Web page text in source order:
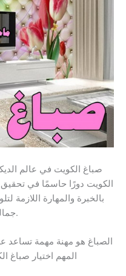
صباغ الكويت في عالم
الكويت دورًا حاسمًا في تحقيق
بالخبرة والمهارة اللازمة
جمالية المكان.
الصباغ هو مهنة مهمة تساعد
المهم اختيار صباغ